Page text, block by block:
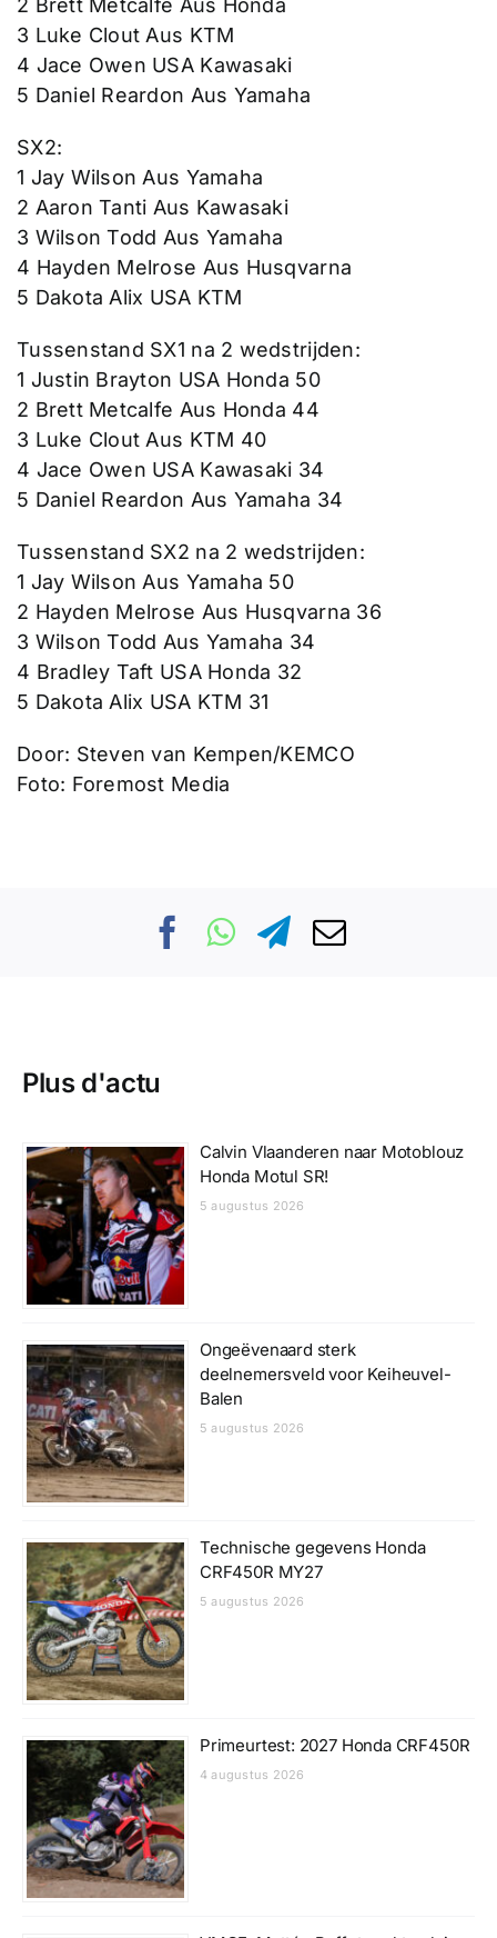
2 Brett Metcalfe Aus Honda
3 Luke Clout Aus KTM
4 Jace Owen USA Kawasaki
5 Daniel Reardon Aus Yamaha
SX2:
1 Jay Wilson Aus Yamaha
2 Aaron Tanti Aus Kawasaki
3 Wilson Todd Aus Yamaha
4 Hayden Melrose Aus Husqvarna
5 Dakota Alix USA KTM
Tussenstand SX1 na 2 wedstrijden:
1 Justin Brayton USA Honda 50
2 Brett Metcalfe Aus Honda 44
3 Luke Clout Aus KTM 40
4 Jace Owen USA Kawasaki 34
5 Daniel Reardon Aus Yamaha 34
Tussenstand SX2 na 2 wedstrijden:
1 Jay Wilson Aus Yamaha 50
2 Hayden Melrose Aus Husqvarna 36
3 Wilson Todd Aus Yamaha 34
4 Bradley Taft USA Honda 32
5 Dakota Alix USA KTM 31
Door: Steven van Kempen/KEMCO
Foto: Foremost Media
Plus d'actu
Calvin Vlaanderen naar Motoblouz
Honda Motul SR!
5 augustus 2026
Ongeëvenaard sterk
deelnemersveld voor Keiheuvel-
Balen
5 augustus 2026
Technische gegevens Honda
CRF450R MY27
5 augustus 2026
Primeurtest: 2027 Honda CRF450R
4 augustus 2026